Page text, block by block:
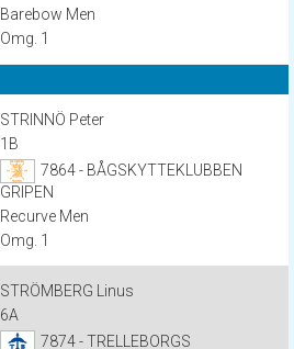
Barebow Men
Omg. 1
STRINNÖ Peter
1B
7864 - BÅGSKYTTEKLUBBEN
GRIPEN
Recurve Men
Omg. 1
STRÖMBERG Linus
6A
7874 - TRELLEBORGS